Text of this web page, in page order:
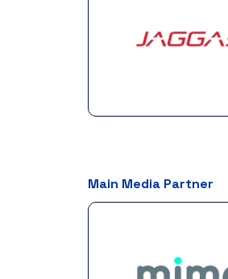
Main Media Partner